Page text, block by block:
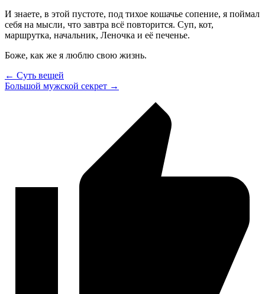
И знаете, в этой пустоте, под тихое кошачье сопение, я поймал
себя на мысли, что завтра всё повторится. Суп, кот,
маршрутка, начальник, Леночка и её печенье.
Боже, как же я люблю свою жизнь.
← Суть вещей
Большой мужской секрет →